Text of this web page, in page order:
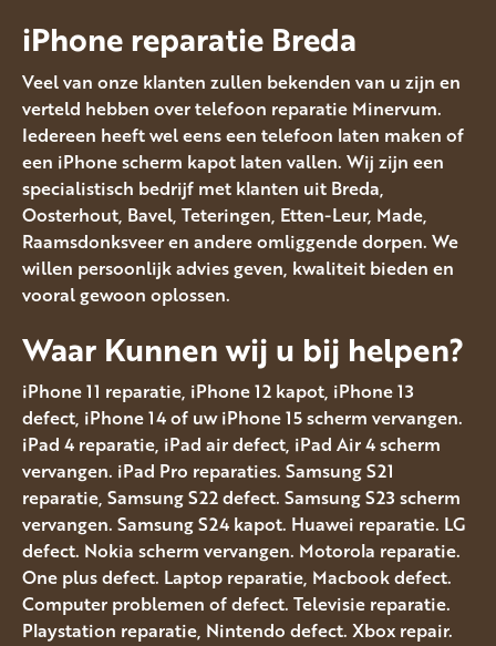
iPhone reparatie Breda
Veel van onze klanten zullen bekenden van u zijn en
verteld hebben over telefoon reparatie Minervum.
Iedereen heeft wel eens een telefoon laten maken of
een iPhone scherm kapot laten vallen. Wij zijn een
specialistisch bedrijf met klanten uit Breda,
Oosterhout, Bavel, Teteringen, Etten-Leur, Made,
Raamsdonksveer en andere omliggende dorpen. We
willen persoonlijk advies geven, kwaliteit bieden en
vooral gewoon oplossen.
Waar Kunnen wij u bij helpen?
iPhone 11 reparatie, iPhone 12 kapot, iPhone 13
defect, iPhone 14 of uw iPhone 15 scherm vervangen.
iPad 4 reparatie, iPad air defect, iPad Air 4 scherm
vervangen. iPad Pro reparaties. Samsung S21
reparatie, Samsung S22 defect. Samsung S23 scherm
vervangen. Samsung S24 kapot. Huawei reparatie. LG
defect. Nokia scherm vervangen. Motorola reparatie.
One plus defect. Laptop reparatie, Macbook defect.
Computer problemen of defect. Televisie reparatie.
Playstation reparatie, Nintendo defect. Xbox repair.